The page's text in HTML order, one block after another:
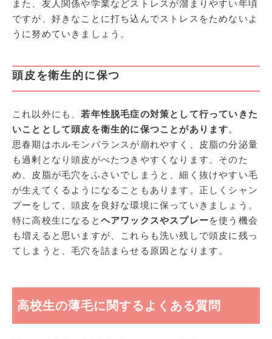
また、友人関係や学業などストレスが溜まりやすい年頃
ですが、好きなことに打ち込んでストレスをためないよ
うに努めていきましょう。
頭皮を衛生的に保つ
これ以外にも、若年性脱毛症の対策として行っていきた
いこととして頭皮を衛生的に保つことがあります。
思春期はホルモンバランスが崩れやすく、皮脂の分泌量
も過剰となり頭皮がべたつきやすくなります。そのた
め、皮脂が毛穴をふさいでしまうと、細く抜けやすい毛
が生えてくるようになることもあります。正しくシャン
プーをして、頭皮を良好な環境に保っていきましょう。
特に高校生になると ヘアワックスやスプレーを使う機会
も増えると思いますが、これらも洗い残しで頭皮に残っ
てしまうと、毛穴を詰まらせる原因となります。
高校生の薄毛に関するよくある質問